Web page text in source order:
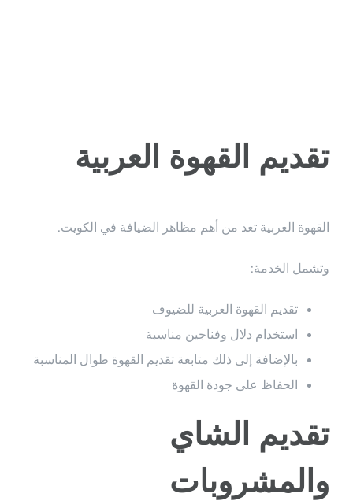
تقديم القهوة العربية
القهوة العربية تعد من أهم مظاهر الضيافة في الكويت.
وتشمل الخدمة:
تقديم القهوة العربية للضيوف
استخدام دلال وفناجين مناسبة
بالإضافة إلى ذلك متابعة تقديم القهوة طوال المناسبة
الحفاظ على جودة القهوة
تقديم الشاي
والمشروبات